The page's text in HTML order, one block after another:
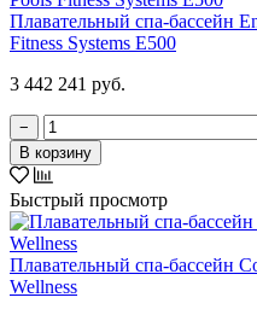
Плавательный спа-бассейн
Fitness Systems E500
3 442 241 руб.
−
В корзину
Быстрый просмотр
Плавательный спа-бассейн
Wellness